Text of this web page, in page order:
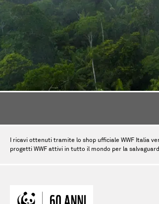
I ricavi ottenuti tramite lo shop ufficiale WWF Italia
progetti WWF attivi in tutto il mondo per la